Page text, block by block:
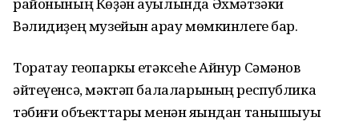
Вәлидиҙең музейын ҡарау мөмкинлеге бар.
Торатау геопаркы етәксеһе Айнур Сәмәнов
әйтеүенсә, мәктәп балаларының республика
тәбиғи объекттары менән яҡындан танышыуы